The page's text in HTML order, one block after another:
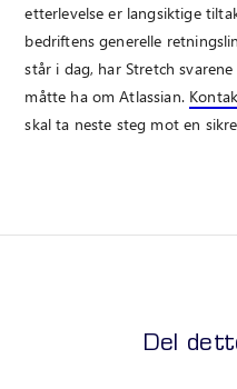
etterlevelse er langsiktige
bedriftens generelle
står i dag, har Stretch
måtte ha om Atlassian.
skal ta neste steg mot en
Del